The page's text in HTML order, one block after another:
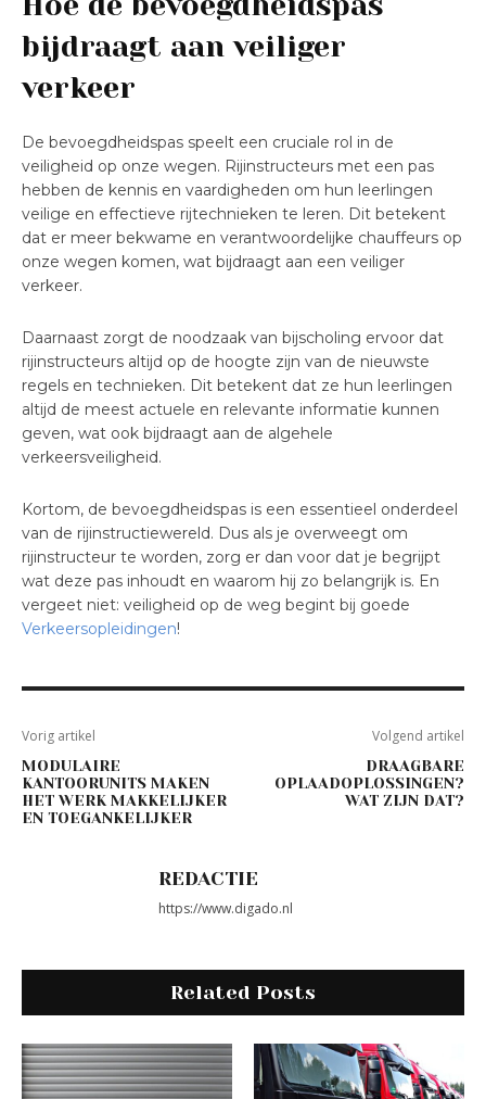
bijdraagt aan veiliger
verkeer
De bevoegdheidspas speelt een cruciale rol in de
veiligheid op onze wegen. Rijinstructeurs met een pas
hebben de kennis en vaardigheden om hun leerlingen
veilige en effectieve rijtechnieken te leren. Dit betekent
dat er meer bekwame en verantwoordelijke chauffeurs op
onze wegen komen, wat bijdraagt aan een veiliger
verkeer.
Daarnaast zorgt de noodzaak van bijscholing ervoor dat
rijinstructeurs altijd op de hoogte zijn van de nieuwste
regels en technieken. Dit betekent dat ze hun leerlingen
altijd de meest actuele en relevante informatie kunnen
geven, wat ook bijdraagt aan de algehele
verkeersveiligheid.
Kortom, de bevoegdheidspas is een essentieel onderdeel
van de rijinstructiewereld. Dus als je overweegt om
rijinstructeur te worden, zorg er dan voor dat je begrijpt
wat deze pas inhoudt en waarom hij zo belangrijk is. En
vergeet niet: veiligheid op de weg begint bij goede
Verkeersopleidingen!
Vorig artikel
MODULAIRE
KANTOORUNITS MAKEN
HET WERK MAKKELIJKER
EN TOEGANKELIJKER
Volgend artikel
DRAAGBARE
OPLAADOPLOSSINGEN?
WAT ZIJN DAT?
REDACTIE
https://www.digado.nl
Related Posts